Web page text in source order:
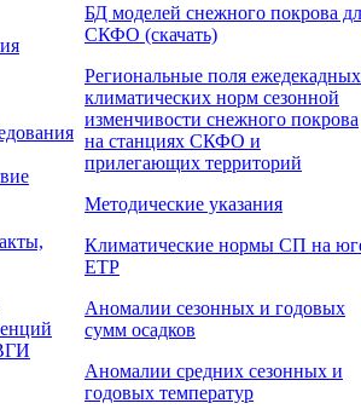
БД моделей снежного покрова
СКФО (скачать)
Региональные поля ежедекадных
климатических норм сезонной
изменчивости снежного покрова
на станциях СКФО и
прилегающих территорий
Методические указания
Климатические нормы СП на
ЕТР
Аномалии сезонных и годовых
сумм осадков
Аномалии средних сезонных и
годовых температур